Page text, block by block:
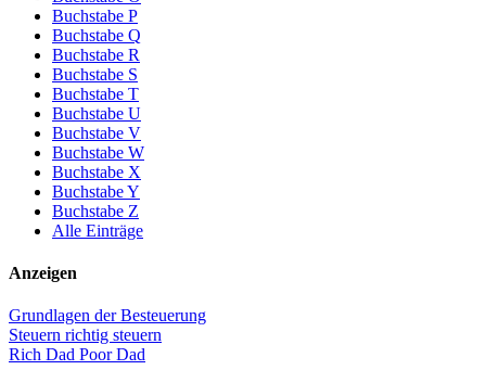
Buchstabe P
Buchstabe Q
Buchstabe R
Buchstabe S
Buchstabe T
Buchstabe U
Buchstabe V
Buchstabe W
Buchstabe X
Buchstabe Y
Buchstabe Z
Alle Einträge
Anzeigen
Grundlagen der Besteuerung
Steuern richtig steuern
Rich Dad Poor Dad